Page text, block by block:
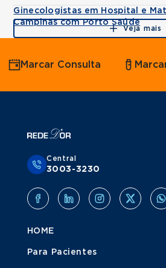
Ginecologistas em Hospital e
Campinas com Porto Saúde
Veja mais
Marcar Consulta
Central
3003-3230
HOME
Para Pacientes